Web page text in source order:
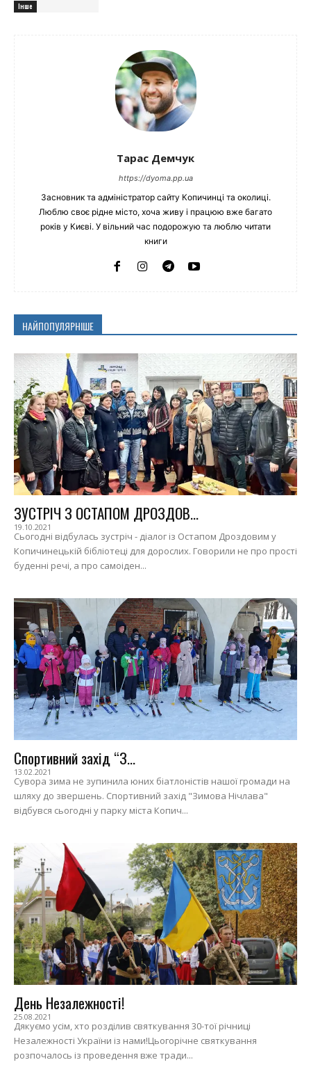
Інше
Тарас Демчук
https://dyoma.pp.ua
Засновник та адміністратор сайту Копичинці та околиці.
Люблю своє рідне місто, хоча живу і працюю вже багато
років у Києві. У вільний час подорожую та люблю читати
книги
НАЙПОПУЛЯРНІШЕ
ЗУСТРІЧ З ОСТАПОМ ДРОЗДОВ...
19.10.2021
Сьогодні відбулась зустріч - діалог із Остапом Дроздовим у
Копичинецькій бібліотеці для дорослих. Говорили не про прості
буденні речі, а про самоіден...
Спортивний захід “З...
13.02.2021
Сувора зима не зупинила юних біатлоністів нашої громади на
шляху до звершень. Спортивний захід "Зимова Нічлава"
відбувся сьогодні у парку міста Копич...
День Незалежності!
25.08.2021
Дякуємо усім, хто розділив святкування 30-тої річниці
Незалежності України із нами!Цьогорічне святкування
розпочалось із проведення вже тради...